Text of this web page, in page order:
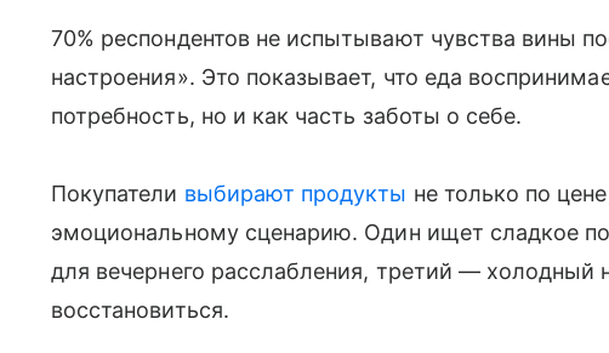
70% респондентов не испытывают чувства вины
настроения». Это показывает, что еда
потребность, но и как часть заботы о себе.
Покупатели выбирают продукты не только по
эмоциональному сценарию. Один ищет сладкое
для вечернего расслабления, третий — холодный
восстановиться.